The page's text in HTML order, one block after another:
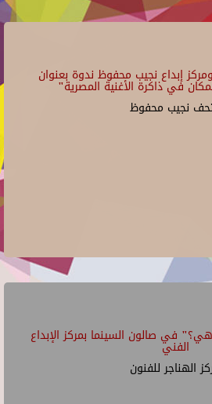
إبداع نجيب محفوظ ندوة بعنوان
في ذاكرة الأغنية المصرية"
نجيب محفوظ
في صالون السينما بمركز الإبداع
الفني
الهناجر للفنون